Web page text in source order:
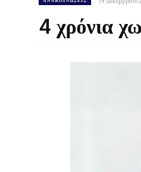
4 χρόνια